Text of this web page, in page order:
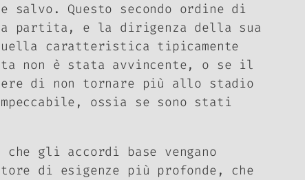
Questo secondo ordine di
partita, e la dirigenza della sua
caratteristica tipicamente
non è stata avvincente, o se il
di non tornare più allo stadio
ossia se sono stati
gli accordi base vengano
di esigenze più profonde, che